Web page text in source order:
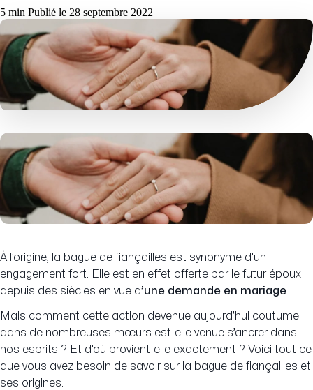
5 min Publié le 28 septembre 2022
À l’origine, la bague de fiançailles est synonyme d’un
engagement fort. Elle est en effet offerte par le futur époux
depuis des siècles en vue d’une demande en mariage
Mais comment cette action devenue aujourd’hui coutume
dans de nombreuses mœurs est-elle venue s’ancrer dans
nos esprits ? Et d’où provient-elle exactement ? Voici tout ce
que vous avez besoin de savoir sur la bague de fiançailles et
ses origines.